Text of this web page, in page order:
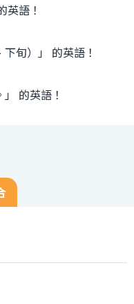
英語！
旬）」 的英語！
的英語！